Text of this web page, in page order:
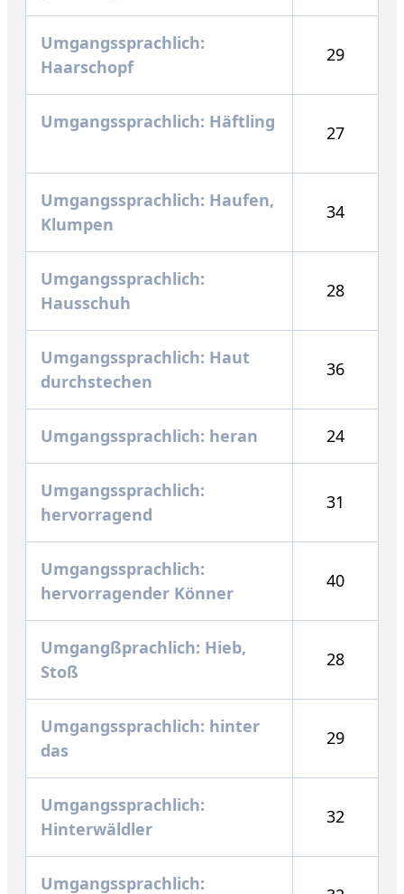
Umgangssprachlich:
Haarschopf
29
Umgangssprachlich: Häftling
27
Umgangssprachlich: Haufen,
Klumpen
34
Umgangssprachlich:
Hausschuh
28
Umgangssprachlich: Haut
durchstechen
36
Umgangssprachlich: heran 24
Umgangssprachlich:
hervorragend
31
Umgangssprachlich:
hervorragender Könner
40
Umgangßprachlich: Hieb,
Stoß
28
Umgangssprachlich: hinter
das
29
Umgangssprachlich:
Hinterwäldler
32
Umgangssprachlich: